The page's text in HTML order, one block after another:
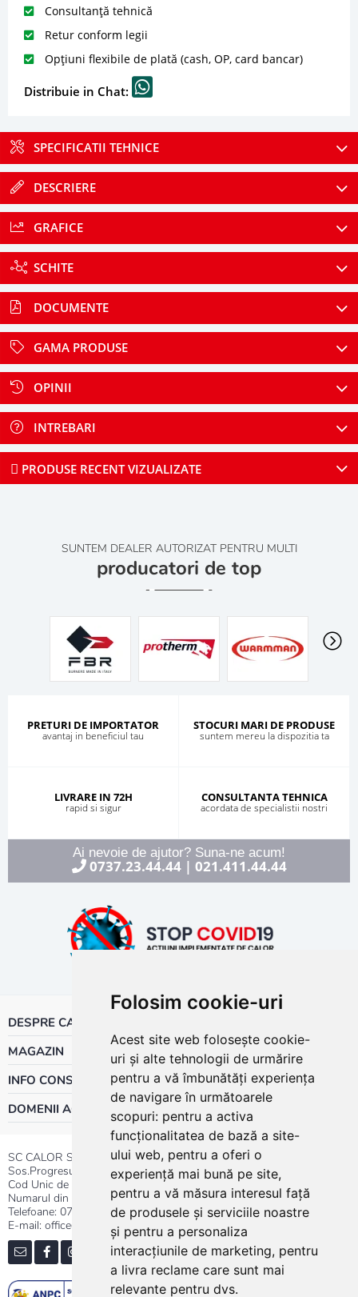
Folosim cookie-uri
Acest site web folosește cookie-
uri și alte tehnologii de urmărire
pentru a vă îmbunătăți experiența
de navigare în următoarele
scopuri: pentru a activa
funcționalitatea de bază a site-
ului web, pentru a oferi o
experiență mai bună pe site,
pentru a vă măsura interesul față
de produsele și serviciile noastre
și pentru a personaliza
interacțiunile de marketing, pentru
a livra reclame care sunt mai
relevante pentru dvs.
Consultanță tehnică
Retur conform legii
Opțiuni flexibile de plată (cash, OP, card bancar)
Distribuie in Chat:
SPECIFICATII TEHNICE
DESCRIERE
GRAFICE
SCHITE
DOCUMENTE
GAMA PRODUSE
OPINII
INTREBARI
PRODUSE RECENT VIZUALIZATE
SUNTEM DEALER AUTORIZAT PENTRU MULTI
producatori de top
PRETURI DE IMPORTATOR
avantaj in beneficiul tau
STOCURI MARI DE PRODUSE
suntem mereu la dispozitia ta
LIVRARE IN 72H
rapid si sigur
CONSULTANTA TEHNICA
acordata de specialistii nostri
Ai nevoie de ajutor? Suna-ne acum!
0737.23.44.44| 021.411.44.44
DESPRE CALOR
MAGAZIN
INFO CONSUMATOR
DOMENII ACTIVITATE
SC CALOR SRL
Sos.Progresului nr.30-40, Sector 5, Bucuresti
Cod Unic de Inregistrare: RO 3004724
Numarul din Registrul Comertului:J40/13176/1991
Telefoane: 0737.23.44.44|021.411.44.44
E-mail: office@calor.ro